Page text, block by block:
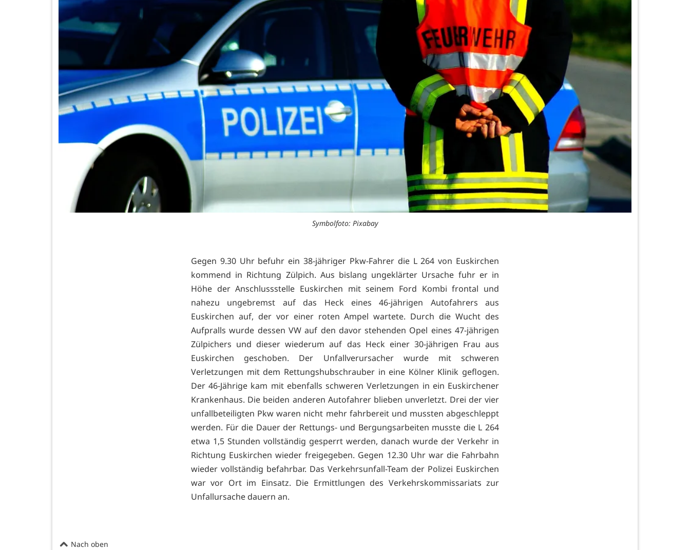
Symbolfoto: Pixabay
Gegen 9.30 Uhr befuhr ein 38-jähriger Pkw-Fahrer die L 264 von Euskirchen
kommend in Richtung Zülpich. Aus bislang ungeklärter Ursache fuhr er in
Höhe der Anschlussstelle Euskirchen mit seinem Ford Kombi frontal und
nahezu ungebremst auf das Heck eines 46-jährigen Autofahrers aus
Euskirchen auf, der vor einer roten Ampel wartete. Durch die Wucht des
Aufpralls wurde dessen VW auf den davor stehenden Opel eines 47-jährigen
Zülpichers und dieser wiederum auf das Heck einer 30-jährigen Frau aus
Euskirchen geschoben. Der Unfallverursacher wurde mit schweren
Verletzungen mit dem Rettungshubschrauber in eine Kölner Klinik geflogen.
Der 46-Jährige kam mit ebenfalls schweren Verletzungen in ein Euskirchener
Krankenhaus. Die beiden anderen Autofahrer blieben unverletzt. Drei der vier
unfallbeteiligten Pkw waren nicht mehr fahrbereit und mussten abgeschleppt
werden. Für die Dauer der Rettungs- und Bergungsarbeiten musste die L 264
etwa 1,5 Stunden vollständig gesperrt werden, danach wurde der Verkehr in
Richtung Euskirchen wieder freigegeben. Gegen 12.30 Uhr war die Fahrbahn
wieder vollständig befahrbar. Das Verkehrsunfall-Team der Polizei Euskirchen
war vor Ort im Einsatz. Die Ermittlungen des Verkehrskommissariats zur
Unfallursache dauern an.
Nach oben